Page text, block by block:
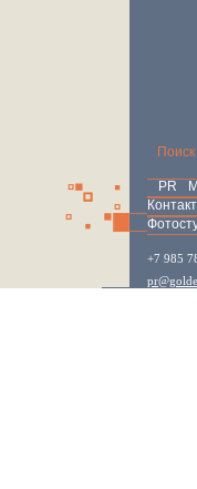
PR
+7 985